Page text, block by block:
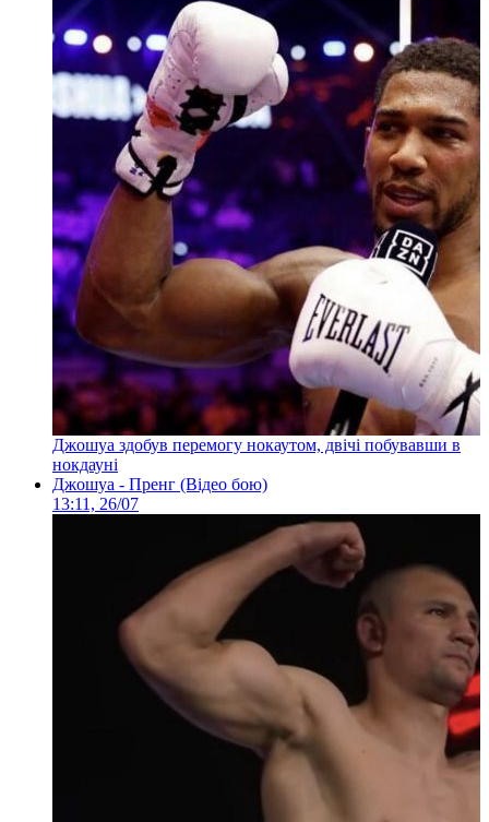
Джошуа здобув перемогу нокаутом, двічі побувавши в
нокдауні
Джошуа - Пренг (Відео бою)
13:11, 26/07